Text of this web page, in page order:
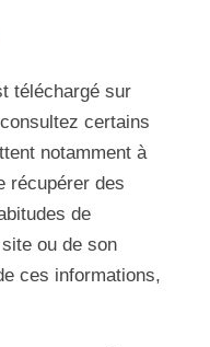
téléchargé sur
certains
notamment à
récupérer des
de
site ou de son
ces informations,